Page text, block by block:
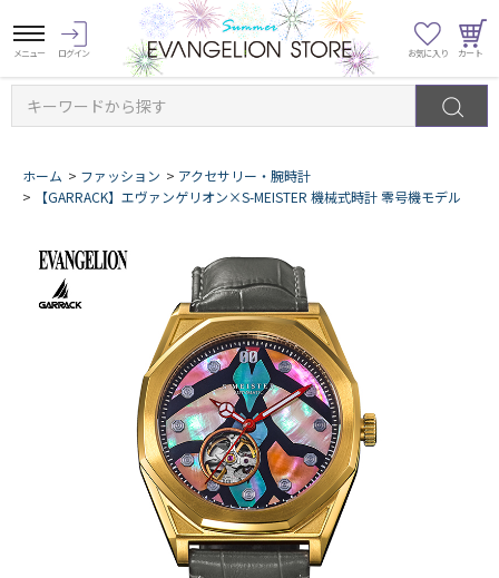
キーワードから探す
ホーム > ファッション > アクセサリー・腕時計
>
【GARRACK】エヴァンゲリオン×S-MEISTER 機械式時計 零号機モデル